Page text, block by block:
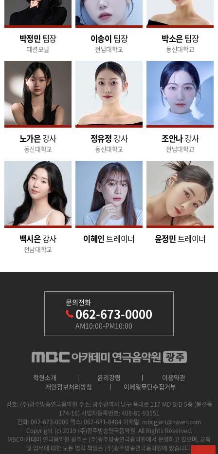
박정민 팀장
패션모델
이송이 팀장
전남대학교
박소은팀장
동신대학교
노가은강사
동신대학교
정유정 강사
동신대학교
조안나강사
전남대학교
백시은강사
전남대학교
이혜인트레이너 윤정민트레이너
문의전화
062-673-0000
AM10:00-PM10:00
학원소개 윤리강령
이용약관
개인정보처리방침
이메일무단수집거부
상호: (주)광주방송연극음악원 주소: 광주광역시 남구 용대로 117 MD B/D 5층 (봉선동
174-16) 사업자등록번호: 408-81-93551
전화: 062-673-0000 팩스: 062-681-8484 이메일: mbcgjart@naver.com
Copyright (c) 2019 (주)광주방송연극음악원. All Rights Reserved.
MBC아카데미 연극음악원 광주는 (주)광주방송연극음악원에서 운영하고 있으며, 교육
및 업무에 대한 모든 법적 책임은 (주)광주방송연극음악원에 있습니다.